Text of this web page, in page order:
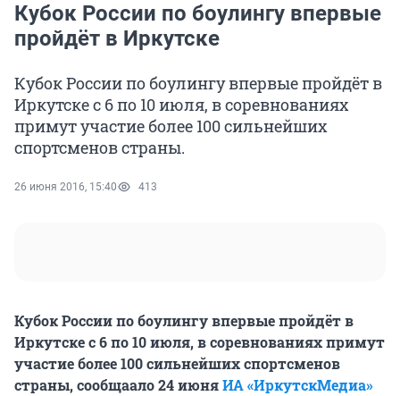
Кубок России по боулингу впервые
пройдёт в Иркутске
Кубок России по боулингу впервые пройдёт в
Иркутске с 6 по 10 июля, в соревнованиях
примут участие более 100 сильнейших
спортсменов страны.
26 июня 2016, 15:40 413
Кубок России по боулингу впервые пройдёт в
Иркутске с 6 по 10 июля, в соревнованиях примут
участие более 100 сильнейших спортсменов
страны, сообщаало 24 июняИА «ИркутскМедиа»